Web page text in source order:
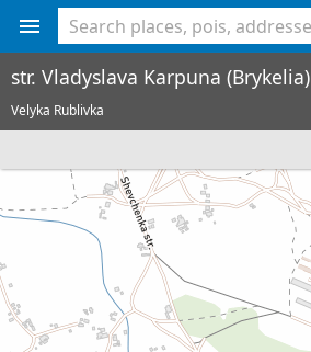
str. Vladyslava Karpuna (Brykelia)
Velyka Rublivka
<% console.log(hcard) %>